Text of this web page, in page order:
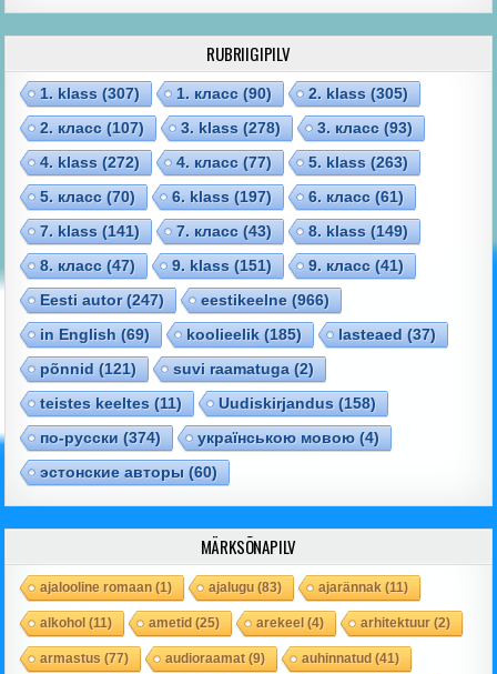
RUBRIIGIPILV
1. klass(307) 1. класс(90) 2. klass(305)
2. класс(107) 3. klass(278) 3. класс(93)
4. klass(272) 4. класс(77) 5. klass(263)
5. класс(70) 6. klass(197) 6. класс(61)
7. klass(141) 7. класс(43) 8. klass(149)
8. класс(47) 9. klass(151) 9. класс(41)
Eesti autor(247) eestikeelne(966)
in English(69) koolieelik(185) lasteaed(37)
põnnid(121) suvi raamatuga(2)
teistes keeltes(11) Uudiskirjandus(158)
по-русски(374) українською мовою(4)
эстонские авторы(60)
MÄRKSÕNAPILV
ajalooline romaan(1) ajalugu(83) ajarännak (11)
alkohol(11) ametid(25) arekeel(4) arhitektuur(2)
armastus (77) audioraamat(9) auhinnatud(41)